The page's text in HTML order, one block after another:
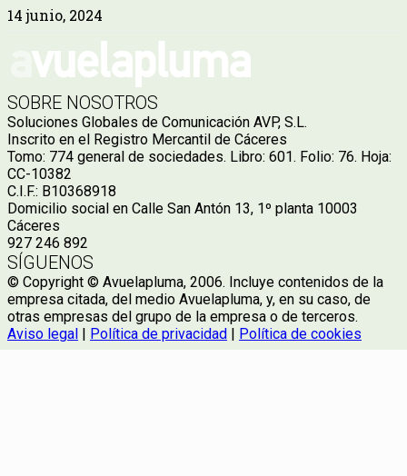
14 junio, 2024
SOBRE NOSOTROS
Soluciones Globales de Comunicación AVP, S.L.
Inscrito en el Registro Mercantil de Cáceres
Tomo: 774 general de sociedades. Libro: 601. Folio: 76. Hoja:
CC-10382
C.I.F.: B10368918
Domicilio social en Calle San Antón 13, 1º planta 10003
Cáceres
927 246 892
SÍGUENOS
© Copyright © Avuelapluma, 2006. Incluye contenidos de la
empresa citada, del medio Avuelapluma, y, en su caso, de
otras empresas del grupo de la empresa o de terceros.
Aviso legal | Política de privacidad | Política de cookies